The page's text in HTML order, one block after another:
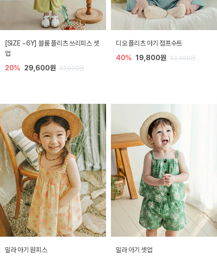
[SIZE ~6Y] 블룸 플리츠 쓰리피스 셋
업
20% 29,600원 37,000원
디오 플리츠 아기 점프수트
40% 19,800원 33,000원
밀라 아기 원피스 밀라 아기 셋업